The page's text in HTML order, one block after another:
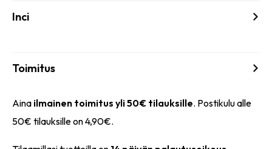
Inci
Toimitus
Aina ilmainen toimitus yli 50€ tilauksille. Postikulu alle
50€ tilauksille on 4,90€.